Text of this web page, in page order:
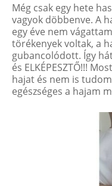
Még csak egy hete
vagyok döbbenve. A
egy éve nem
törékenyek voltak, a
gubancolódott. Így
és ELKÉPESZTŐ!!!
hajat és nem is
egészséges a hajam